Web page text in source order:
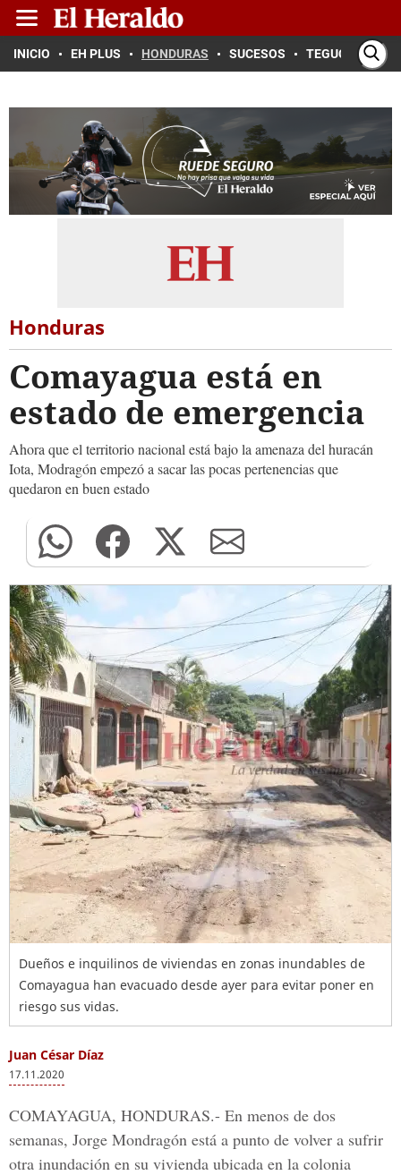
INICIO EH PLUS HONDURAS SUCESOS TEGUCIGALPA
Honduras
Comayagua está en
estado de emergencia
Ahora que el territorio nacional está bajo la amenaza del huracán
Iota, Modragón empezó a sacar las pocas pertenencias que
quedaron en buen estado
Dueños e inquilinos de viviendas en zonas inundables de
Comayagua han evacuado desde ayer para evitar poner en
riesgo sus vidas.
Juan César Díaz
17.11.2020
COMAYAGUA, HONDURAS.- En menos de dos
semanas, Jorge Mondragón está a punto de volver a sufrir
otra inundación en su vivienda ubicada en la colonia